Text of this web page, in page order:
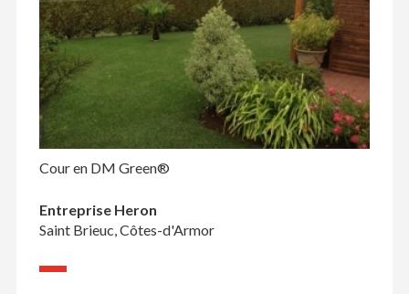
Cour en DM Green®
Entreprise Heron
Saint Brieuc, Côtes-d'Armor